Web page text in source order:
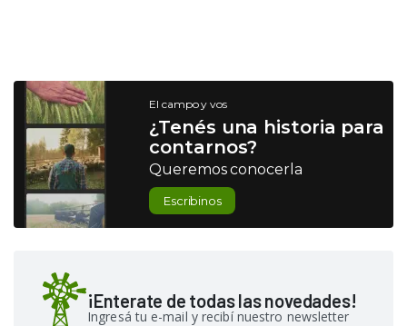
El campo y vos
¿Tenés una historia para
contarnos?
Queremos conocerla
Escribinos
¡Enterate de todas las novedades!
Ingresá tu e-mail y recibí nuestro newsletter